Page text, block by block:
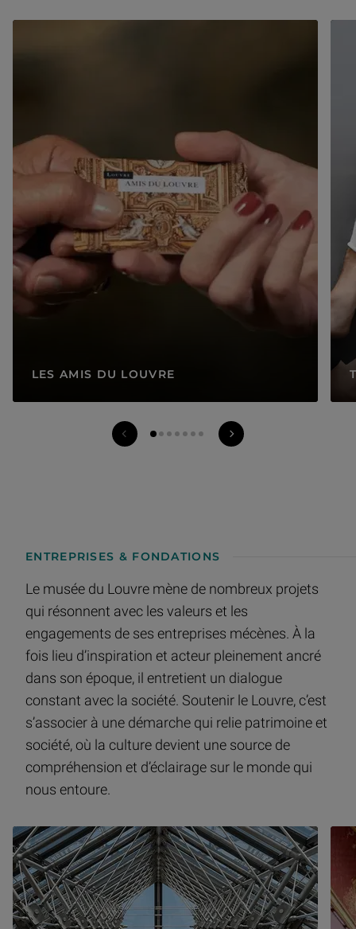
LES AMIS DU LOUVRE
Ressources Petit Louvre précédentes
1 sur 7 Following Petit Louvre
ENTREPRISES & FONDATIONS
Le musée du Louvre mène de nombreux projets
qui résonnent avec les valeurs et les
engagements de ses entreprises mécènes. À la
fois lieu d’inspiration et acteur pleinement ancré
dans son époque, il entretient un dialogue
constant avec la société. Soutenir le Louvre, c’est
s’associer à une démarche qui relie patrimoine et
société, où la culture devient une source de
compréhension et d’éclairage sur le monde qui
nous entoure.